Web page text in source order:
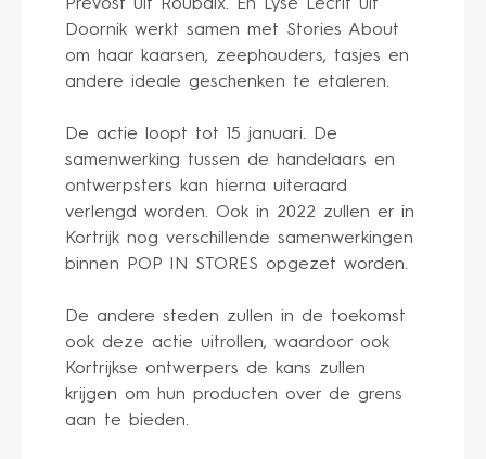
Prévost uit Roubaix. En Lyse Lecrit uit
Doornik werkt samen met Stories About
om haar kaarsen, zeephouders, tasjes en
andere ideale geschenken te etaleren.
De actie loopt tot 15 januari. De
samenwerking tussen de handelaars en
ontwerpsters kan hierna uiteraard
verlengd worden. Ook in 2022 zullen er in
Kortrijk nog verschillende samenwerkingen
binnen POP IN STORES opgezet worden.
De andere steden zullen in de toekomst
ook deze actie uitrollen, waardoor ook
Kortrijkse ontwerpers de kans zullen
krijgen om hun producten over de grens
aan te bieden.